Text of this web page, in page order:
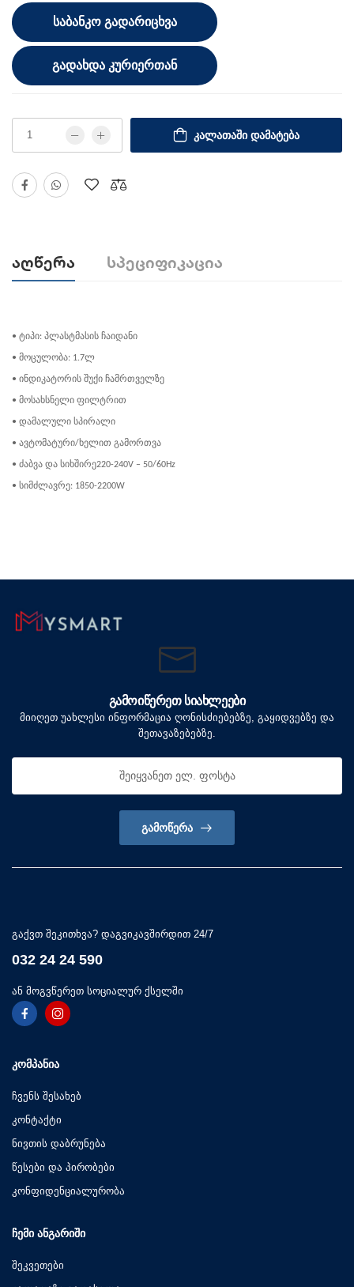
ᲡᲐᲑᲐᲜᲙᲝ ᲒᲐᲓᲐᲠᲘᲪᲮᲕᲐ
ᲒᲐᲓᲐᲮᲓᲐ ᲙᲣᲠᲘᲔᲠᲗᲐᲜ
ᲙᲐᲚᲐᲗᲐᲨᲘ ᲓᲐᲛᲐᲢᲔᲑᲐ
Აღწერა Სპეციფიკაცია
• ტიპი: პლასტმასის ჩაიდანი
• მოცულობა: 1.7ლ
• ინდიკატორის შუქი ჩამრთველზე
• მოსახსნელი ფილტრით
• დამალული სპირალი
• ავტომატური/ხელით გამორთვა
• ძაბვა და სიხშირე220-240V – 50/60Hz
• სიმძლავრე: 1850-2200W
ᲒᲐᲛᲝᲘᲬᲔᲠᲔᲗ ᲡᲘᲐᲮᲚᲔᲔᲑᲘ
მიიღეთ უახლესი ინფორმაცია ღონისძიებებზე, გაყიდვებზე და
შეთავაზებებზე.
ᲒᲐᲛᲝᲬᲔᲠᲐ
გაქვთ შეკითხვა? დაგვიკავშირდით 24/7
032 24 24 590
ან მოგვწერეთ სოციალურ ქსელში
ᲙᲝᲛᲞᲐᲜᲘᲐ
ჩვენს შესახებ
კონტაქტი
ნივთის დაბრუნება
წესები და პირობები
კონფიდენციალურობა
ᲩᲔᲛᲘ ᲐᲜᲒᲐᲠᲘᲨᲘ
შეკვეთები